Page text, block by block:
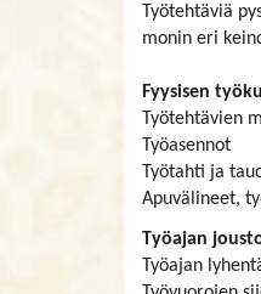
Työtehtäviä
monin eri
Fyysisen
Työtehtävien
Työasennot
Työtahti ja
Apuvälineet,
Työajan
Työajan